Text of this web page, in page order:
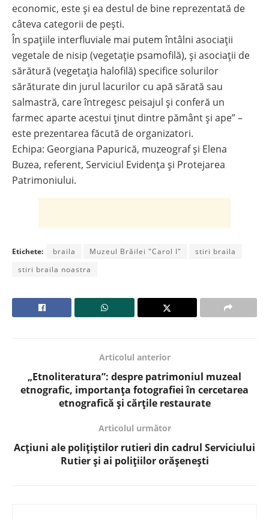
economic, este și ea destul de bine reprezentată de
câteva categorii de pești.
În spaţiile interfluviale mai putem întâlni asociaţii
vegetale de nisip (vegetaţie psamofilă), şi asociaţii de
sărătură (vegetaţia halofilă) specifice solurilor
sărăturate din jurul lacurilor cu apă sărată sau
salmastră, care întregesc peisajul și conferă un
farmec aparte acestui ținut dintre pământ și ape” –
este prezentarea făcută de organizatori.
Echipa: Georgiana Papurică, muzeograf și Elena
Buzea, referent, Serviciul Evidența și Protejarea
Patrimoniului.
Etichete: braila Muzeul Brăilei "Carol I"
stiri braila
stiri braila noastra
Articolul anterior
„Etnoliteratura”: despre patrimoniul muzeal
etnografic, importanța fotografiei în cercetarea
etnografică și cărțile restaurate
Articolul următor
Acțiuni ale polițiștilor rutieri din cadrul Serviciului
Rutier și ai polițiilor orășenești